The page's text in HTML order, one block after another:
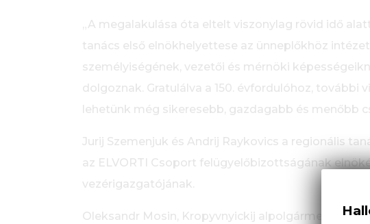
„A megalakulása óta eltelt viszonylag rövid idő
tanács első elnökhelyettese az ünneplőkhöz
személyiségének, vezetői és mérnöki
dolgoznak. Gratulálva a 150. évfordulóhoz,
lehetünk még sikeresebb, gazdagabb és menőbb
Jurij Szemenjuk és Andrij Raykovics a regionális
az ELVORTI Csoport felügyelőbizottságának
vezérigazgatójának.
Oleksandr Mosin, Kropyvnyickij alpolgármestere a